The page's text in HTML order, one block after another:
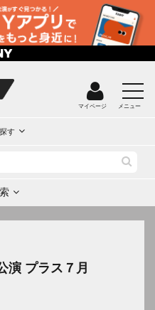
マイページ メニュー
す
演 プラス７月